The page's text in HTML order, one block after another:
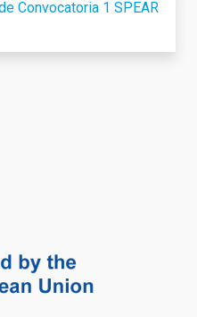
Convocatoria 1 SPEAR